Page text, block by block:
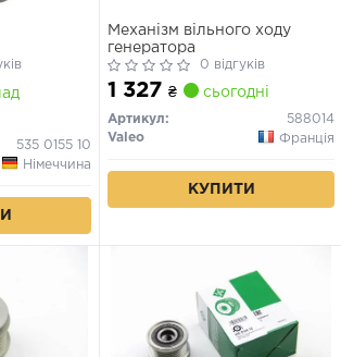
535 0155 10
Німеччина
Механізм вільного ходу
генератора
0 відгуків
1 327 ₴ сьогодні
Артикул:
588014
Valeo
Франція
КУПИТИ